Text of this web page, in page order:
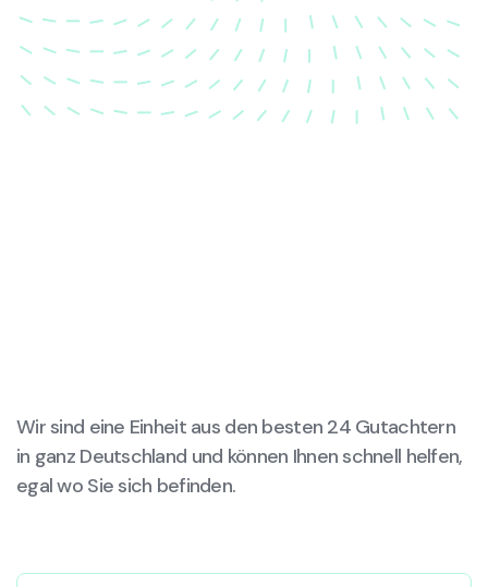
wieder in ihren ursprünglichen Zustand gebracht
wird.
Wir sind eine Einheit aus den besten 24 Gutachtern
in ganz Deutschland und können Ihnen schnell helfen,
egal wo Sie sich befinden.